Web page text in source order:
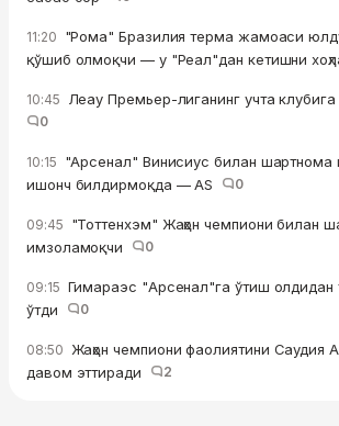
11:20 "Рома" Бразилия терма жамоаси
қўшиб олмоқчи — у "Реал"дан кетишни
10:45 Леау Премьер-лиганинг учта
0
10:15 "Арсенал" Винисиус билан шартнома
ишонч билдирмоқда — AS
0
09:45 "Тоттенхэм" Жаҳон чемпиони билан
имзоламоқчи
0
09:15 Гимараэс "Арсенал"га ўтиш олдидан
ўтди
0
08:50 Жаҳон чемпиони фаолиятини Саудия
давом эттиради
2